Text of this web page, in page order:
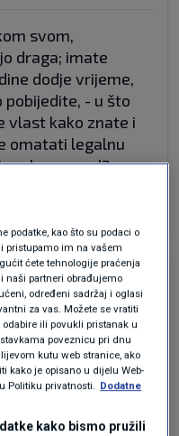
svom,
draga; imate
dodje vrijeme,
pobijedite, - u što
vlast kako znate i
omatati legalnu
zar ne!?
prije 3 mjeseci
ali ovako nešto
dugom životu
podatke, kao što su podaci o
pristupamo im na vašem
ćete tehnologije praćenja
naši partneri obrađujemo
određeni sadržaj i oglasi
za vas. Možete se vratiti
ili povukli pristanak u
poveznicu pri dnu
kutu web stranice, ako
kako je opisano u dijelu Web-
Politiku privatnosti. Dodatne
kako bismo pružili